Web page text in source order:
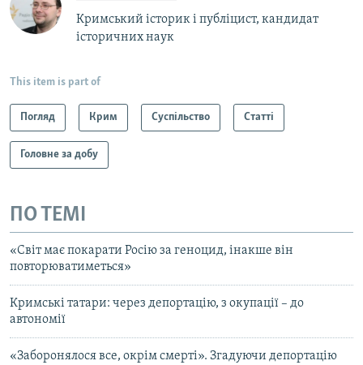
Кримський історик і публіцист, кандидат
історичних наук
This item is part of
Погляд Крим Суспільство Статті
Головне за добу
ПО ТЕМІ
«Світ має покарати Росію за геноцид, інакше він
повторюватиметься»
Кримські татари: через депортацію, з окупації – до
автономії
«Заборонялося все, окрім смерті». Згадуючи депортацію